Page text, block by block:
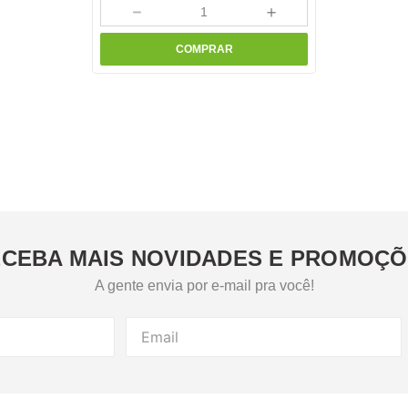
＋
－
COMPRAR
MAIS NOVIDADES E
A gente envia por e-mail pra você!